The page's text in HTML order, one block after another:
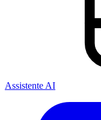
Assistente AI